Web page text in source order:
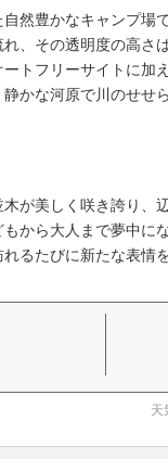
然豊かなキャンプ場
、その透明度の高さ
トフリーサイトに加
かな河原で川のせせ
が美しく咲き誇り、
から大人まで夢中に
るたびに新たな表情
天